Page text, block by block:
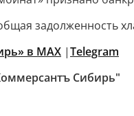
задолженность
в MAX |Telegram
Сибирь"